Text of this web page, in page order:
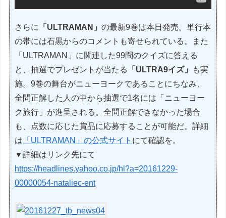
さらに 「ULTRAMAN」の最新9巻は本日発売。単行本
の帯には石黒からのコメントも寄せられている。また
「ULTRAMAN」に関連した99問のクイズに答える
と、抽選でプレゼントが当たる
「ULTRA9イズ」
も実
施。9巻の舞台がニューヨークであることにちなみ、
全問正解した人の中から抽選で1名には「ニューヨー
ク旅行」が進呈される。全問正解できなかった場合
も、点数に応じた賞品に応募することが可能だ。詳細
は 「ULTRAMAN」の公式サイト にて確認を。
▼詳細はリンク先にて
https://headlines.yahoo.co.jp/hl?a=20161229-
00000054-nataliec-ent